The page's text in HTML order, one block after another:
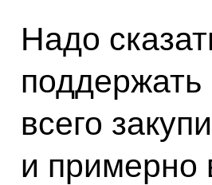
Надо
поддержать
всего
и примерно